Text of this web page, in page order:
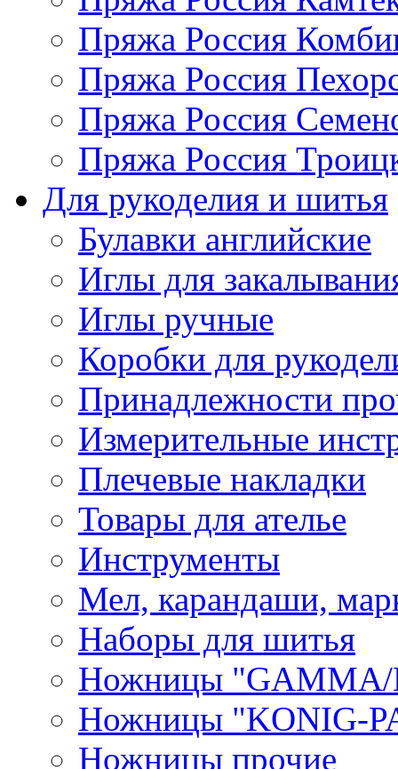
Пряжа Россия
Пряжа Россия
Пряжа Россия
Пряжа Россия
Для рукоделия и шитья
Булавки английские
Иглы для
Иглы ручные
Коробки для
Принадлежности
Измерительные
Плечевые накладки
Товары для ателье
Инструменты
Мел, карандаши,
Наборы для шитья
Ножницы "GAMMA/
Ножницы "KONIG-
Ножницы прочие